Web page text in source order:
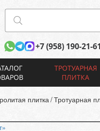
+7 (958) 190-21-61
ТРОТУАРНАЯ
ПЛИТКА
плитка Тротуарная